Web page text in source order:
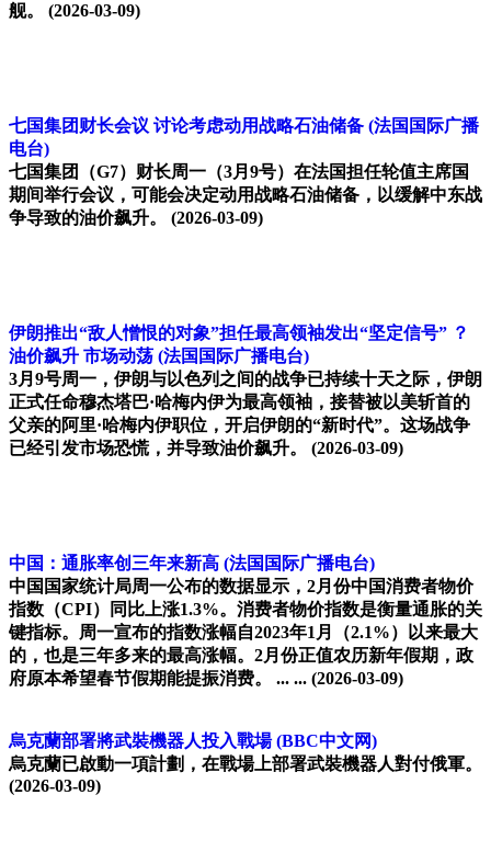
舰。 (2026-03-09)
七国集团财长会议 讨论考虑动用战略石油储备 (法国国际广播
电台)
七国集团（G7）财长周一（3月9号）在法国担任轮值主席国
期间举行会议，可能会决定动用战略石油储备，以缓解中东战
争导致的油价飙升。 (2026-03-09)
伊朗推出“敌人憎恨的对象”担任最高领袖发出“坚定信号” ？
油价飙升 市场动荡 (法国国际广播电台)
3月9号周一，伊朗与以色列之间的战争已持续十天之际，伊朗
正式任命穆杰塔巴·哈梅内伊为最高领袖，接替被以美斩首的
父亲的阿里·哈梅内伊职位，开启伊朗的“新时代”。这场战争
已经引发市场恐慌，并导致油价飙升。 (2026-03-09)
中国：通胀率创三年来新高 (法国国际广播电台)
中国国家统计局周一公布的数据显示，2月份中国消费者物价
指数（CPI）同比上涨1.3%。消费者物价指数是衡量通胀的关
键指标。周一宣布的指数涨幅自2023年1月（2.1%）以来最大
的，也是三年多来的最高涨幅。2月份正值农历新年假期，政
府原本希望春节假期能提振消费。 ... ... (2026-03-09)
烏克蘭部署將武裝機器人投入戰場 (BBC中文网)
烏克蘭已啟動一項計劃，在戰場上部署武裝機器人對付俄軍。
(2026-03-09)